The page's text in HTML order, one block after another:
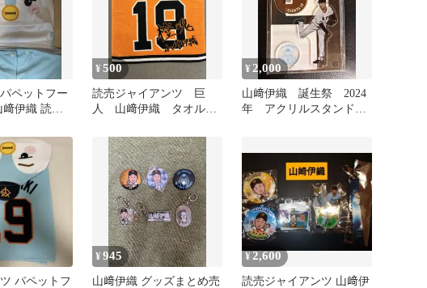
ペットフー
伊織 読売
¥500
読売ジャイアンツ 巨
人 山﨑伊織 タオル
¥ 2,000
山﨑伊織 誕生祭 2024
年 アクリルスタンド
パペットフ
¥945
山﨑伊織 グッズまとめ売
¥ 2,600
読売ジャイアンツ 山﨑伊